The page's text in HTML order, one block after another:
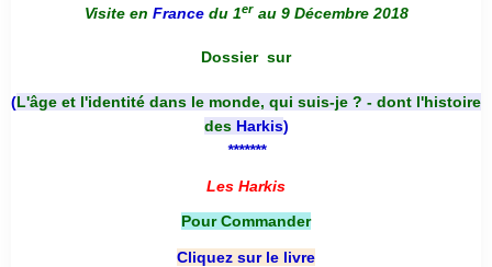
Visite en France du 1er au 9 Décembre 2018
Dossier sur
(L'âge et l'identité dans le monde, qui suis-je ? - dont l'histoire
des Harkis)
*******
Les Harkis
Pour Commander
Cliquez sur le livre